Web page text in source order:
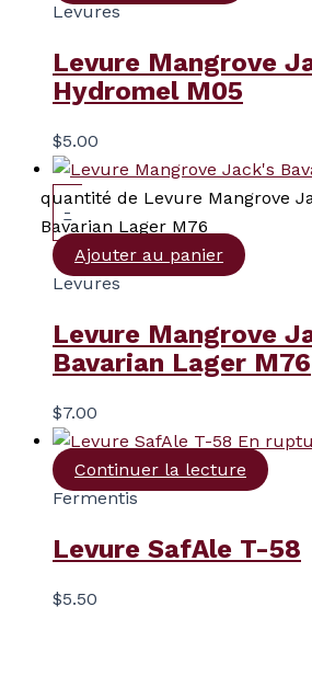
Levures
Levure Mangrove
Hydromel M05
$5.00
-
quantité de Levure Mangrove
Bavarian Lager M76
Ajouter au panier
Levures
Levure Mangrove
Bavarian Lager M76
$7.00
En
Continuer la lecture
Fermentis
Levure SafAle T-58
$5.50